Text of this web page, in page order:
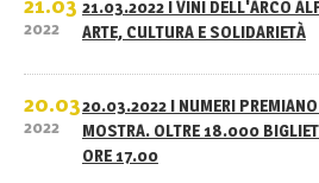
2022
21.03.2022 I VINI DELL'ARCO
ARTE, CULTURA E SOLIDARIETÀ
20.03
2022
20.03.2022 I NUMERI
MOSTRA. OLTRE 18.000
ORE 17.00